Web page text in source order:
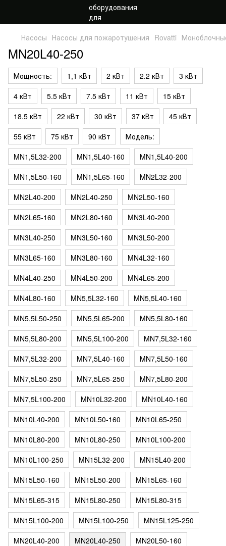
Насосы Насосы для пожаротушения Rovatti
MN20L40-250
Мощность: 1,1 кВт 2 кВт 2.2 кВт
3 кВт
4 кВт
5.5 кВт 7.5 кВт 11 кВт
15 кВт
18.5 кВт
22 кВт 30 кВт 37 кВт
45 кВт
55 кВт
75 кВт 90 кВт
Модель:
MN1,5L32-200
MN1,5L40-160
MN1,5L40-200
MN1,5L50-160
MN1,5L65-160
MN2L32-200
MN2L40-200
MN2L40-250
MN2L50-160
MN2L65-160
MN2L80-160
MN3L40-200
MN3L40-250
MN3L50-160
MN3L50-200
MN3L65-160
MN3L80-160
MN4L32-160
MN4L40-250
MN4L50-200
MN4L65-200
MN4L80-160
MN5,5L32-160
MN5,5L40-160
MN5,5L50-250
MN5,5L65-200
MN5,5L80-160
MN5,5L80-200
MN5,5L100-200
MN7,5L32-160
MN7,5L32-200
MN7,5L40-160
MN7,5L50-160
MN7,5L50-250
MN7,5L65-250
MN7,5L80-200
MN7,5L100-200
MN10L32-200
MN10L40-160
MN10L40-200
MN10L50-160
MN10L65-250
MN10L80-200
MN10L80-250
MN10L100-200
MN10L100-250
MN15L32-200
MN15L40-200
MN15L50-160
MN15L50-200
MN15L65-160
MN15L65-315
MN15L80-250
MN15L80-315
MN15L100-200
MN15L100-250
MN15L125-250
MN20L40-200
MN20L40-250
MN20L50-160